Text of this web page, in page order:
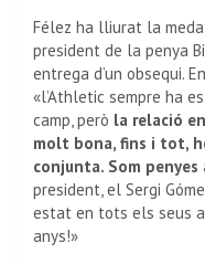
Félez ha lliurat la
president de la penya
entrega d’un obsequi.
«l’Athletic sempre ha
camp, però la relació
molt bona, fins i tot,
conjunta. Som penyes
president, el Sergi
estat en tots els seus
anys!»